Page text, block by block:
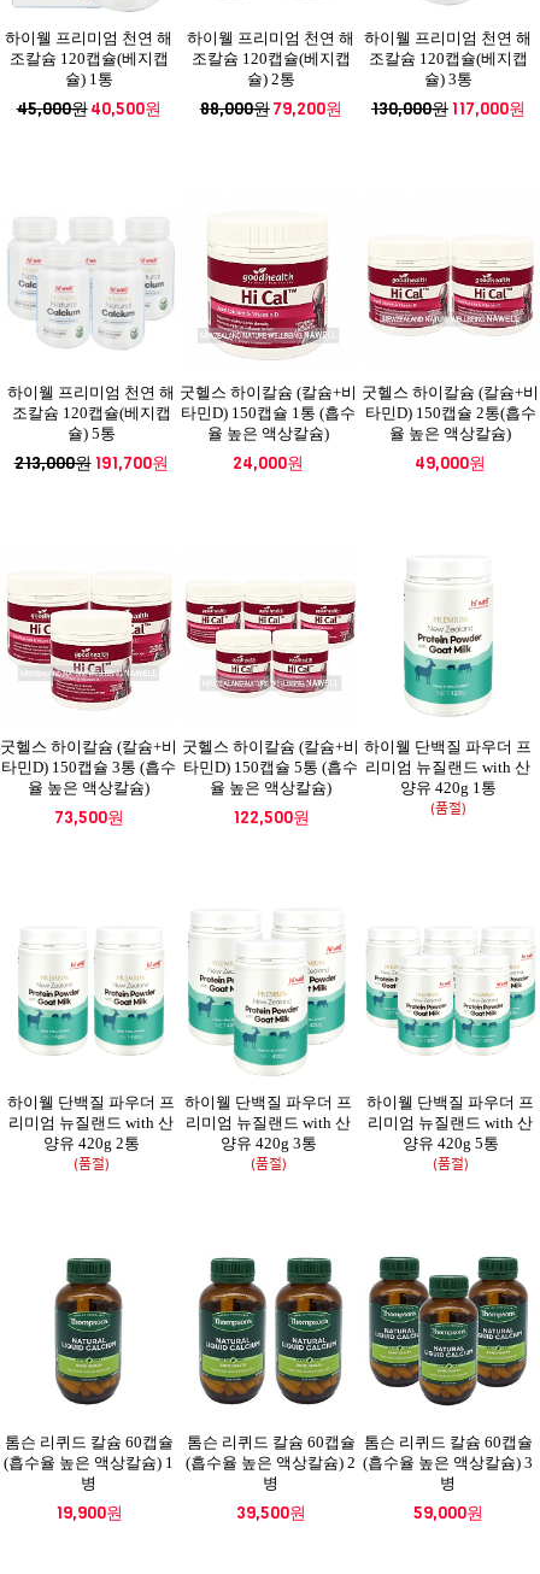
하이웰 프리미엄 천연 해
조칼슘 120캡슐(베지캡
슐) 1통
45,000원40,500원
하이웰 프리미엄 천연 해
조칼슘 120캡슐(베지캡
슐) 2통
88,000원79,200원
하이웰 프리미엄 천연 해
조칼슘 120캡슐(베지캡
슐) 3통
130,000원117,000원
하이웰 프리미엄 천연 해
조칼슘 120캡슐(베지캡
슐) 5통
213,000원191,700원
굿헬스 하이칼슘 (칼슘+비
타민D) 150캡슐 1통 (흡수
율 높은 액상칼슘)
24,000원
굿헬스 하이칼슘 (칼슘+비
타민D) 150캡슐 2통(흡수
율 높은 액상칼슘)
49,000원
굿헬스 하이칼슘 (칼슘+비
타민D) 150캡슐 3통 (흡수
율 높은 액상칼슘)
73,500원
굿헬스 하이칼슘 (칼슘+비
타민D) 150캡슐 5통 (흡수
율 높은 액상칼슘)
122,500원
하이웰 단백질 파우더 프
리미엄 뉴질랜드 with 산
양유 420g 1통
(품절)
하이웰 단백질 파우더 프
리미엄 뉴질랜드 with 산
양유 420g 2통
(품절)
하이웰 단백질 파우더 프
리미엄 뉴질랜드 with 산
양유 420g 3통
(품절)
하이웰 단백질 파우더 프
리미엄 뉴질랜드 with 산
양유 420g 5통
(품절)
톰슨 리퀴드 칼슘 60캡슐
(흡수율 높은 액상칼슘) 1
병
19,900원
톰슨 리퀴드 칼슘 60캡슐
(흡수율 높은 액상칼슘) 2
병
39,500원
톰슨 리퀴드 칼슘 60캡슐
(흡수율 높은 액상칼슘) 3
병
59,000원